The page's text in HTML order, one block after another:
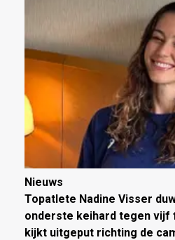
Nieuws
Topatlete Nadine Visser
onderste keihard tegen vijf
kijkt uitgeput richting de